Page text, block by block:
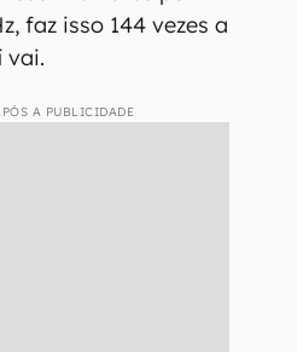
faz isso 144 vezes a
vai.
A PUBLICIDADE